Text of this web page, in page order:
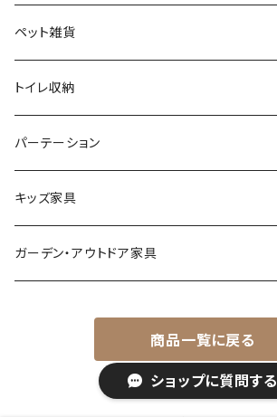
ショップに質問する
モノトーン
ナチュラル
シンプル
スタイリッシュ
レトロ
クッション
その他
ダイニングチェア
オフィスチェア
パーソナルチェア
フォールディングチェア
玄関・エントランスチェア
シューズラック・シューズボックス
傘立て
その他
ペット雑貨
トイレ収納
パーテーション
キッズ家具
プレイマット
ガーデン・アウトドア家具
商品一覧に戻る